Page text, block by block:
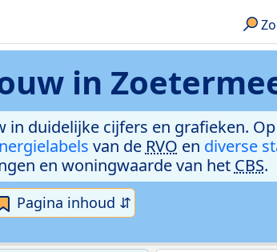
in
duidelijke cijfers en grafieken.
van de RVO en diverse
en woningwaarde van het CBS.
Pagina inhoud ⇵